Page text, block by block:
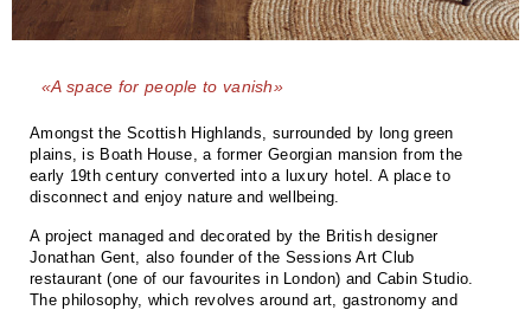
«A space for people to vanish»
Amongst the Scottish Highlands, surrounded by long green
plains, is Boath House, a former Georgian mansion from the
early 19th century converted into a luxury hotel. A place to
disconnect and enjoy nature and wellbeing.
A project managed and decorated by the British designer
Jonathan Gent, also founder of the Sessions Art Club
restaurant (one of our favourites in London) and Cabin Studio.
The philosophy, which revolves around art, gastronomy and